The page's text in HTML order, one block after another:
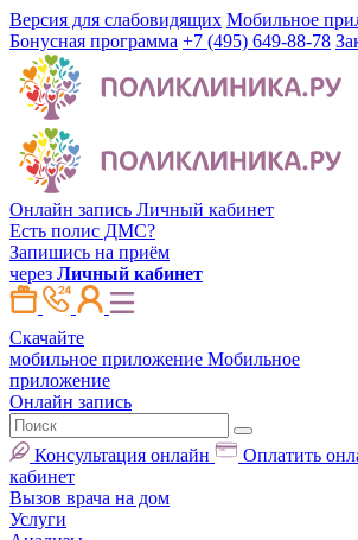
Версия для слабовидящих Мобильное
Бонусная программа +7 (495) 649-88-78
Онлайн запись Личный кабинет
Есть полис ДМС?
Запишись на приём
через Личный кабинет
Скачайте
мобильное приложение Мобильное
приложение
Онлайн запись
Консультация онлайн Оплатить
кабинет
Вызов врача на дом
Услуги